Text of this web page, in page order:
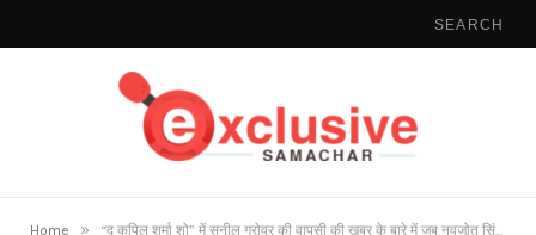
Home »